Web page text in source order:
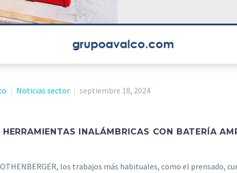
Noticias sector septiembre 18, 2024
HERRAMIENTAS INALÁMBRICAS CON BATERÍA
los trabajos más habituales, como el prensado,